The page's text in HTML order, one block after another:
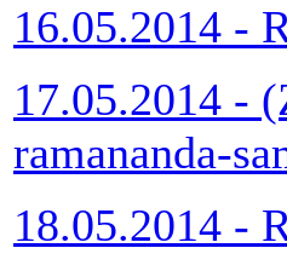
16.05.2014 -
17.05.2014 -
ramananda-
18.05.2014 -